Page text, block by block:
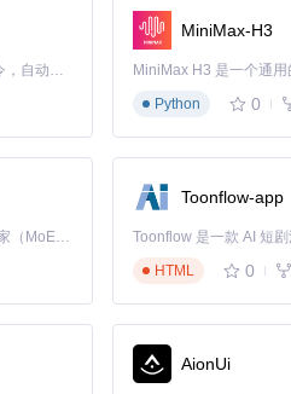
聊天软件）进行精确操作，既保证
撤回功能实现的关键目标文件
版本的软件中准确识别需要修改的
理代码）并进行治疗（修改）。
Claude Code 的开源替代方案。连接任意大模型，编辑代码，运行命令，自动验证 — 全自动执行。用 Rust 构建，极致性能。 ｜ An open-source alternative to Claude Code. Connect any LLM, edit code, run commands, and verify changes — autonomously. Built in Rust for speed. Get Started
MiniMax-H3
Python
0
Kimi K3 是Kimi能力最强的模型：这是一个拥有 2.8 万亿参数的混合专家（MoE）模型，具备原生视觉理解能力，并支持 100 万 token 的上下文窗口。
Toonflow-app
HTML
0
AionUi